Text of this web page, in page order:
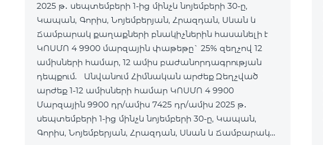
2025 թ․ սեպտեմբերի 1-ից մինչև նոյեմբերի 30-ը,
Կապան, Գորիս, Նոյեմբերյան, Հրազդան, Սևան և
Ճամբարակ քաղաքների բնակիչներին հասանելի է
ԿՈՍՄՈ 4 9900 մարզային փաթեթը` 25% զեղչով 12
ամիսների համար, 12 ամիս բաժանորդագրության
դեպքում. Անվանում Հիմնական արժեք Զեղչված
արժեք 1-12 ամիսների համար ԿՈՍՄՈ 4 9900
Մարզային 9900 դր/ամիս 7425 դր/ամիս 2025 թ․
սեպտեմբերի 1-ից մինչև նոյեմբերի 30-ը, Կապան,
Գորիս, Նոյեմբերյան, Հրազդան, Սևան և Ճամբարակ